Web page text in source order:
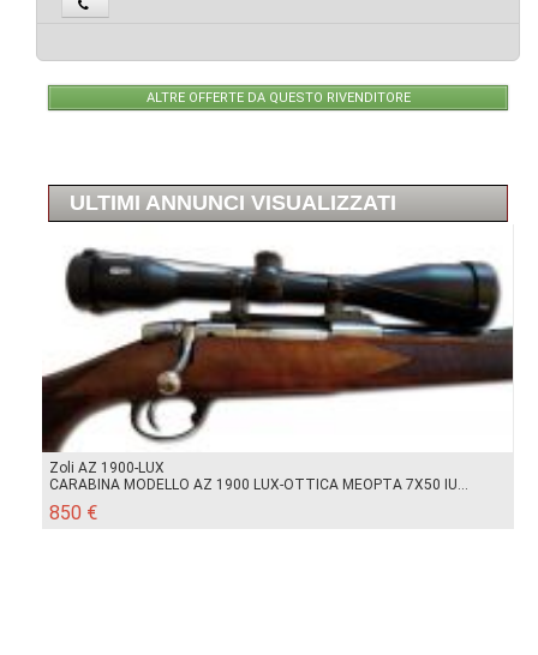
ALTRE OFFERTE DA QUESTO RIVENDITORE
ULTIMI ANNUNCI VISUALIZZATI
Zoli AZ 1900-LUX
CARABINA MODELLO AZ 1900 LUX-OTTICA MEOPTA 7X50 IU...
850 €